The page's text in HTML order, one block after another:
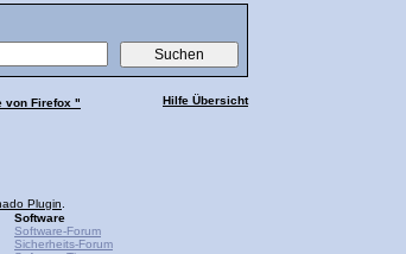
Hilfe Übersicht
von Firefox "
Plugin
Software
Software-Forum
Sicherheits-Forum